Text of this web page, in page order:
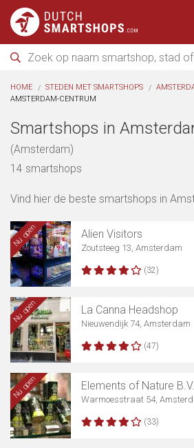
HOME STEDEN MET SMARTSHOPS
AMSTERDAM-CENTRUM
Smartshops in
(Amsterdam)
14 smartshops
Vind hier de beste smartshops in
Nu open Alien Visitors
Zoutsteeg 13, Amsterdam
(32)
Nu open La Canna Headshop
Nieuwendijk 74, Amsterdam
(47)
Nu open Elements of Nature B.V.
Warmoesstraat 54,
(33)